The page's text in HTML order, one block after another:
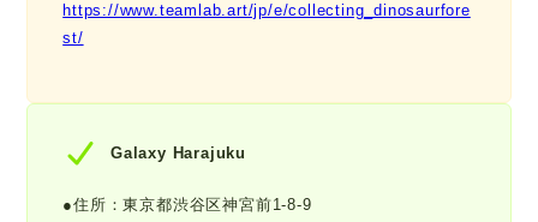
https://www.teamlab.art/jp/e/collecting_dinosaurfore
st/
Galaxy Harajuku
●住所：東京都渋谷区神宮前1-8-9